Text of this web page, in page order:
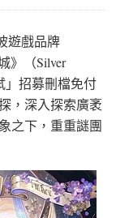
遊戲品牌
》（Silver
」招募刪檔免付
，深入探索廣袤
之下，重重謎團